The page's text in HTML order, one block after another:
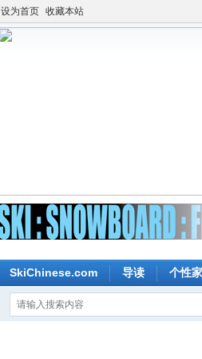
设为首页 收藏本站
SkiChinese.com 导读 个性